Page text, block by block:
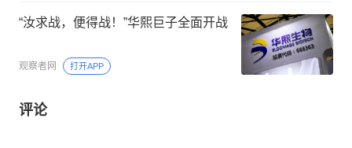
“汝求战，便得战！”华熙巨子全面开战
观察者网 打开APP
评论